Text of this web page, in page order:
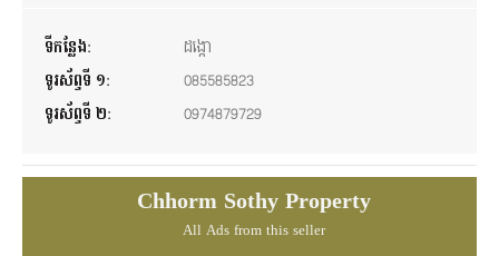
ទីកន្លែង:
ដង្កោ
ទូរស័ព្ទទី ១:
085585823
ទូរស័ព្ទទី ២:
0974879729
Chhorm Sothy Property
All Ads from this seller